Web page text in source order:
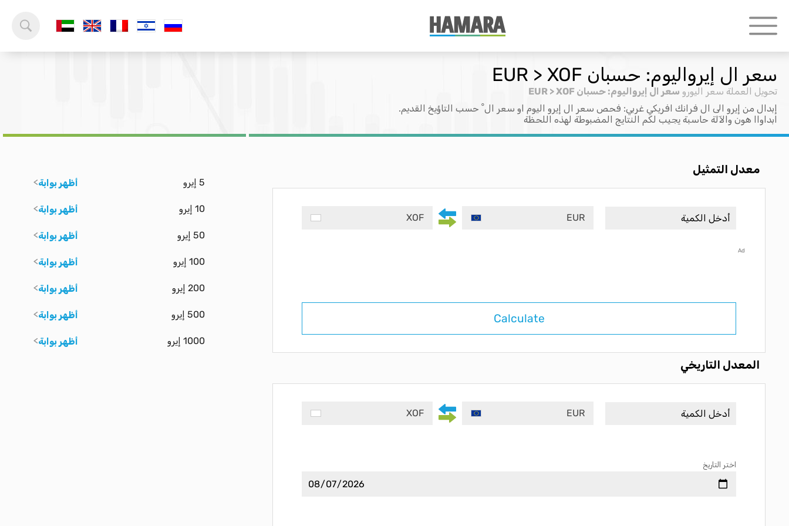
سعر ال إيرواليوم: حسبان EUR > XOF
تحويل العملة سعر اليورو سعر ال إيرواليوم: حسبان EUR > XOF
إبدال من إيرو الى ال فرانك افريكي غربي: فحص سعر ال إيرو اليوم او سعر ال ْ حسب التاؤيخ القديم.
ابداواا هون والآلة حاسبة يجيب لكم النتايج المضبوطة لهذه اللحظة
معدل التمثيل
EUR
XOF
Ad
Calculate
المعدل التاريخي
EUR
XOF
اختر التاريخ
5 إيرو أظهر بوابة
10 إيرو أظهر بوابة
50 إيرو أظهر بوابة
100 إيرو أظهر بوابة
200 إيرو أظهر بوابة
500 إيرو أظهر بوابة
1000 إيرو أظهر بوابة